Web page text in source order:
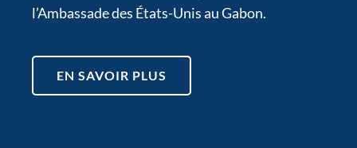
l’Ambassade des États-Unis au Gabon.
EN SAVOIR PLUS